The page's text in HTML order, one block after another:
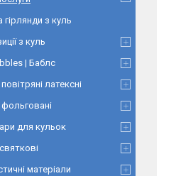
гірлянди з куль
з куль
| Баблс
латексні
для кульок
матеріали